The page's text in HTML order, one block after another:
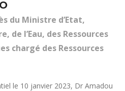
du Ministre d’Etat,
de l’Eau, des Ressources
chargé des Ressources
le 10 janvier 2023, Dr Amadou